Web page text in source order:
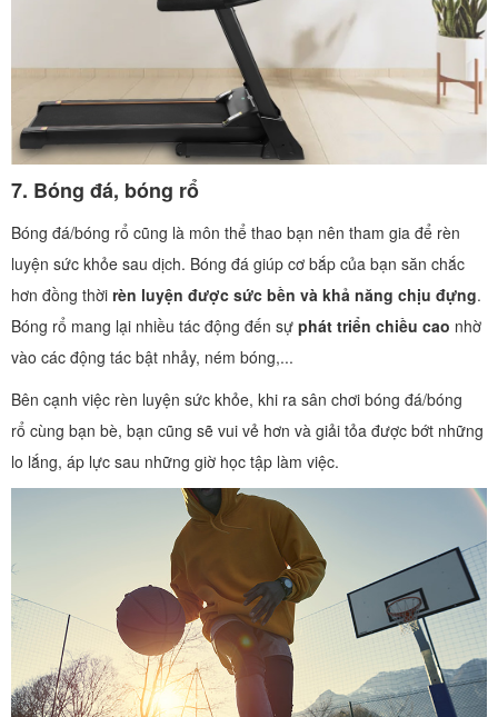
7. Bóng đá, bóng rổ
Bóng đá/bóng rổ cũng là môn thể thao bạn nên tham gia để rèn
luyện sức khỏe sau dịch. Bóng đá giúp cơ bắp của bạn săn chắc
hơn đồng thời rèn luyện được sức bền và khả năng chịu đựng.
Bóng rổ mang lại nhiều tác động đến sự phát triển chiều cao nhờ
vào các động tác bật nhảy, ném bóng,...
Bên cạnh việc rèn luyện sức khỏe, khi ra sân chơi bóng đá/bóng
rổ cùng bạn bè, bạn cũng sẽ vui vẻ hơn và giải tỏa được bớt những
lo lắng, áp lực sau những giờ học tập làm việc.